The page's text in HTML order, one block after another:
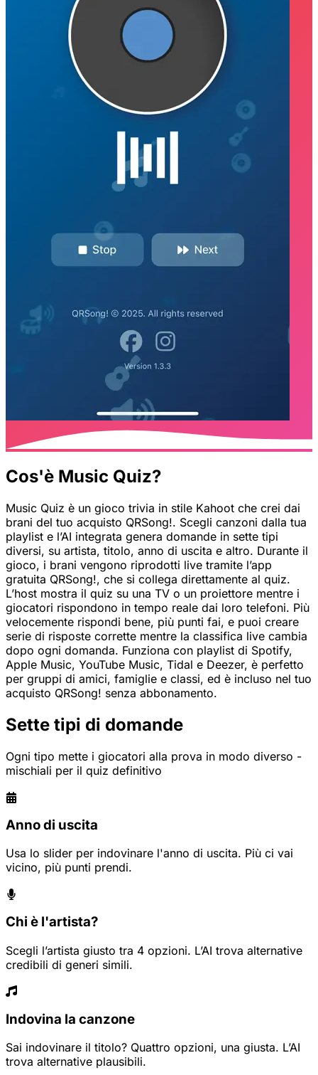
Cos'è Music Quiz?
Music Quiz è un gioco trivia in stile Kahoot che crei dai
brani del tuo acquisto QRSong!. Scegli canzoni dalla tua
playlist e l’AI integrata genera domande in sette tipi
diversi, su artista, titolo, anno di uscita e altro. Durante il
gioco, i brani vengono riprodotti live tramite l’app
gratuita QRSong!, che si collega direttamente al quiz.
L’host mostra il quiz su una TV o un proiettore mentre i
giocatori rispondono in tempo reale dai loro telefoni. Più
velocemente rispondi bene, più punti fai, e puoi creare
serie di risposte corrette mentre la classifica live cambia
dopo ogni domanda. Funziona con playlist di Spotify,
Apple Music, YouTube Music, Tidal e Deezer, è perfetto
per gruppi di amici, famiglie e classi, ed è incluso nel tuo
acquisto QRSong! senza abbonamento.
Sette tipi di domande
Ogni tipo mette i giocatori alla prova in modo diverso -
mischiali per il quiz definitivo
Anno di uscita
Usa lo slider per indovinare l'anno di uscita. Più ci vai
vicino, più punti prendi.
Chi è l'artista?
Scegli l’artista giusto tra 4 opzioni. L’AI trova alternative
credibili di generi simili.
Indovina la canzone
Sai indovinare il titolo? Quattro opzioni, una giusta. L’AI
trova alternative plausibili.